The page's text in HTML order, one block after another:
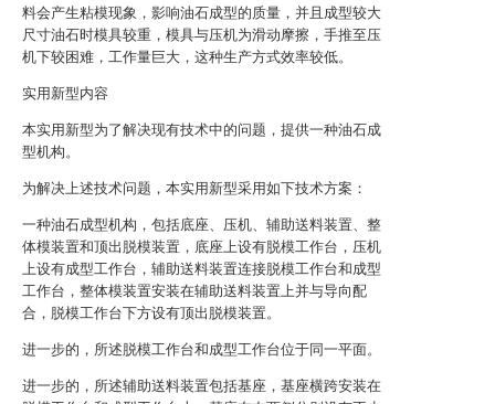
料会产生粘模现象，影响油石成型的质量，并且成型较大
尺寸油石时模具较重，模具与压机为滑动摩擦，手推至压
机下较困难，工作量巨大，这种生产方式效率较低。
实用新型内容
本实用新型为了解决现有技术中的问题，提供一种油石成
型机构。
为解决上述技术问题，本实用新型采用如下技术方案：
一种油石成型机构，包括底座、压机、辅助送料装置、整
体模装置和顶出脱模装置，底座上设有脱模工作台，压机
上设有成型工作台，辅助送料装置连接脱模工作台和成型
工作台，整体模装置安装在辅助送料装置上并与导向配
合，脱模工作台下方设有顶出脱模装置。
进一步的，所述脱模工作台和成型工作台位于同一平面。
进一步的，所述辅助送料装置包括基座，基座横跨安装在